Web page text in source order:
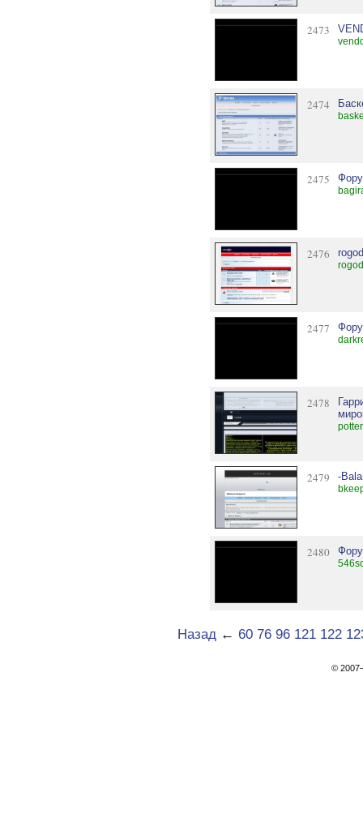
2473
2474
2475
2476
2477
2478
2479 -
2480
Назад← 60 76 96 121 122
©